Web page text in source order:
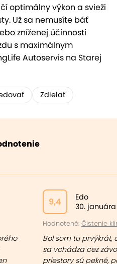
optimálny výkon a svieži
Už sa nemusíte báť
zníženej účinnosti
s maximálnym
Autoservis na Starej
Zdielať
9,4
Edo
30.
Hodnotené: Čistenie
Bol som tu prvýkrát,
sa vchádza cez
priestory sú pekné,